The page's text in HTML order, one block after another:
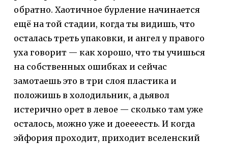
обратно. Хаотичное бурление начинается
ещё на той стадии, когда ты видишь, что
осталась треть упаковки, и ангел у правого
уха говорит — как хорошо, что ты учишься
на собственных ошибках и сейчас
замотаешь это в три слоя пластика и
положишь в холодильник, а дьявол
истерично орет в левое — сколько там уже
осталось, можно уже и доеееесть. И когда
эйфория проходит, приходит вселенский